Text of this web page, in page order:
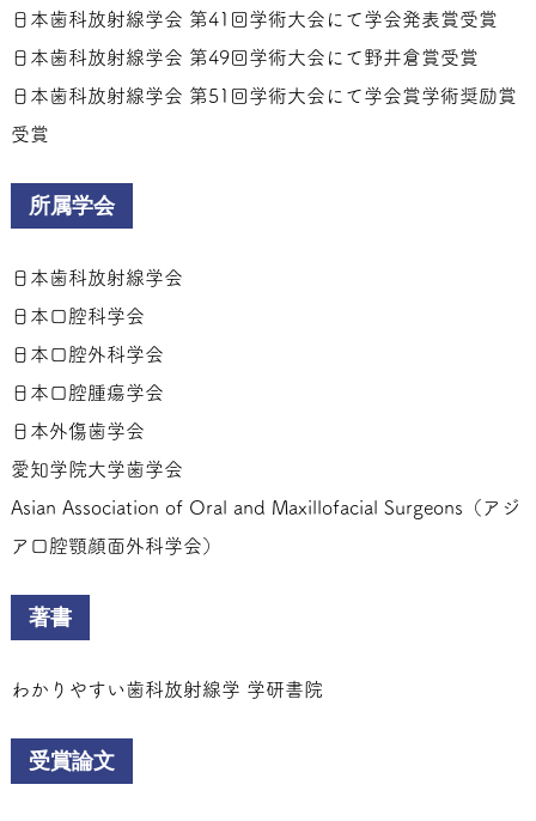
日本歯科放射線学会 第41回学術大会にて学会発表賞受賞
日本歯科放射線学会 第49回学術大会にて野井倉賞受賞
日本歯科放射線学会 第51回学術大会にて学会賞学術奨励賞
受賞
所属学会
日本歯科放射線学会
日本口腔科学会
日本口腔外科学会
日本口腔腫瘍学会
日本外傷歯学会
愛知学院大学歯学会
Asian Association of Oral and Maxillofacial Surgeons（アジ
ア口腔顎顔面外科学会）
著書
わかりやすい歯科放射線学 学研書院
受賞論文